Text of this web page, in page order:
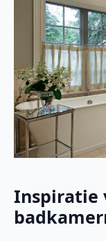
Inspiratie